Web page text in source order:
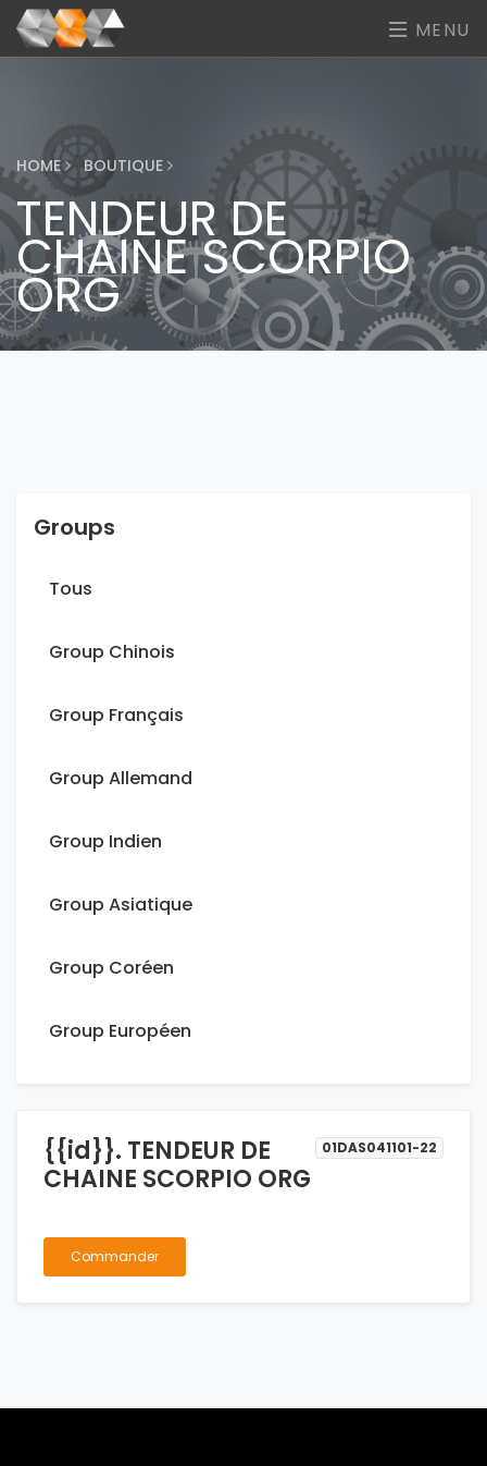
MENU
HOME BOUTIQUE
TENDEUR DE
CHAINE SCORPIO
ORG
Groups
Tous
Group Chinois
Group Français
Group Allemand
Group Indien
Group Asiatique
Group Coréen
Group Européen
{{id}}. TENDEUR DE
CHAINE SCORPIO ORG
01DAS041101-22
Commander